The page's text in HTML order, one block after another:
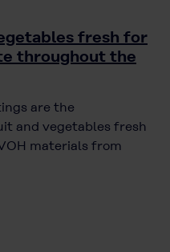
fresh for
throughout the
are the
and vegetables fresh
materials from